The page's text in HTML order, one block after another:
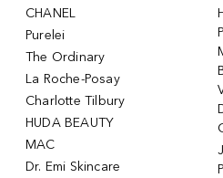
CHANEL
Purelei
The Ordinary
La Roche-Posay
Charlotte Tilbury
HUDA BEAUTY
MAC
Dr. Emi Skincare